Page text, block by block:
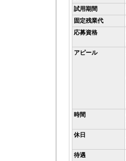
試用期間
固定残業代
応募資格
アピール
時間
休日
待遇